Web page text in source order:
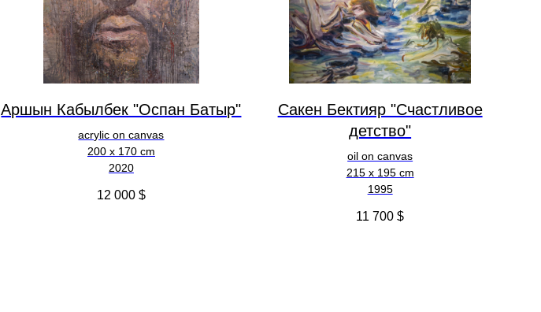
Аршын Кабылбек "Оспан Батыр"
acrylic on canvas
200 x 170 cm
2020
12 000 $
Сакен Бектияр "Счастливое
детство"
oil on canvas
215 x 195 cm
1995
11 700 $